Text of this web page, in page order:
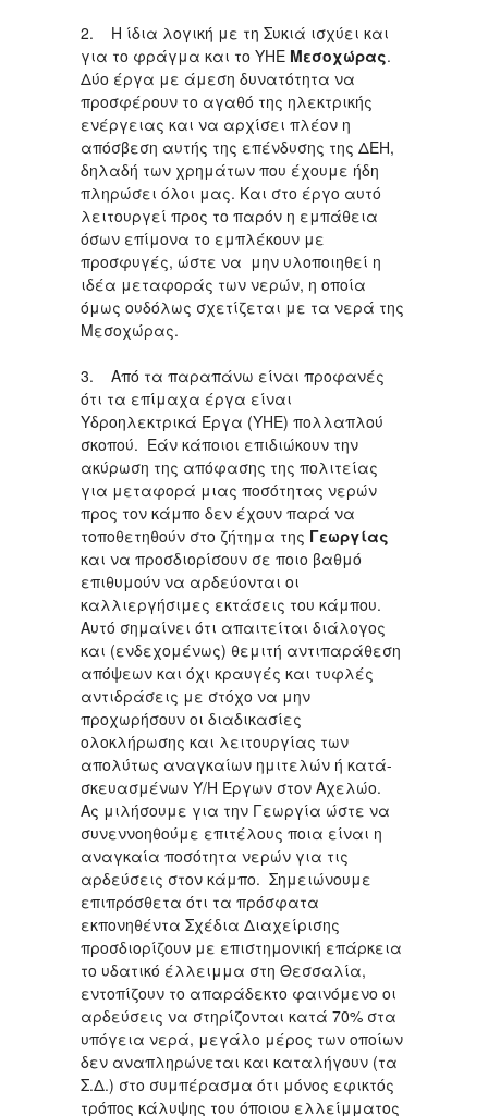
2. Η ίδια λογική με τη Συκιά ισχύει και
για το φράγμα και το ΥΗΕ Μεσοχώρας.
Δύο έργα με άμεση δυνατότητα να
προσφέρουν το αγαθό της ηλεκτρικής
ενέργειας και να αρχίσει πλέον η
απόσβεση αυτής της επένδυσης της ΔΕΗ,
δηλαδή των χρημάτων που έχουμε ήδη
πληρώσει όλοι μας. Και στο έργο αυτό
λειτουργεί προς το παρόν η εμπάθεια
όσων επίμονα το εμπλέκουν με
προσφυγές, ώστε να μην υλοποιηθεί η
ιδέα μεταφοράς των νερών, η οποία
όμως ουδόλως σχετίζεται με τα νερά της
Μεσοχώρας.
3. Από τα παραπάνω είναι προφανές
ότι τα επίμαχα έργα είναι
Υδροηλεκτρικά Έργα (ΥΗΕ) πολλαπλού
σκοπού. Εάν κάποιοι επιδιώκουν την
ακύρωση της απόφασης της πολιτείας
για μεταφορά μιας ποσότητας νερών
προς τον κάμπο δεν έχουν παρά να
τοποθετηθούν στο ζήτημα της Γεωργίας
και να προσδιορίσουν σε ποιο βαθμό
επιθυμούν να αρδεύονται οι
καλλιεργήσιμες εκτάσεις του κάμπου.
Αυτό σημαίνει ότι απαιτείται διάλογος
και (ενδεχομένως) θεμιτή αντιπαράθεση
απόψεων και όχι κραυγές και τυφλές
αντιδράσεις με στόχο να μην
προχωρήσουν οι διαδικασίες
ολοκλήρωσης και λειτουργίας των
απολύτως αναγκαίων ημιτελών ή κατά-
σκευασμένων Υ/Η Έργων στον Αχελώο.
Ας μιλήσουμε για την Γεωργία ώστε να
συνεννοηθούμε επιτέλους ποια είναι η
αναγκαία ποσότητα νερών για τις
αρδεύσεις στον κάμπο. Σημειώνουμε
επιπρόσθετα ότι τα πρόσφατα
εκπονηθέντα Σχέδια Διαχείρισης
προσδιορίζουν με επιστημονική επάρκεια
το υδατικό έλλειμμα στη Θεσσαλία,
εντοπίζουν το απαράδεκτο φαινόμενο οι
αρδεύσεις να στηρίζονται κατά 70% στα
υπόγεια νερά, μεγάλο μέρος των οποίων
δεν αναπληρώνεται και καταλήγουν (τα
Σ.Δ.) στο συμπέρασμα ότι μόνος εφικτός
τρόπος κάλυψης του όποιου ελλείμματος